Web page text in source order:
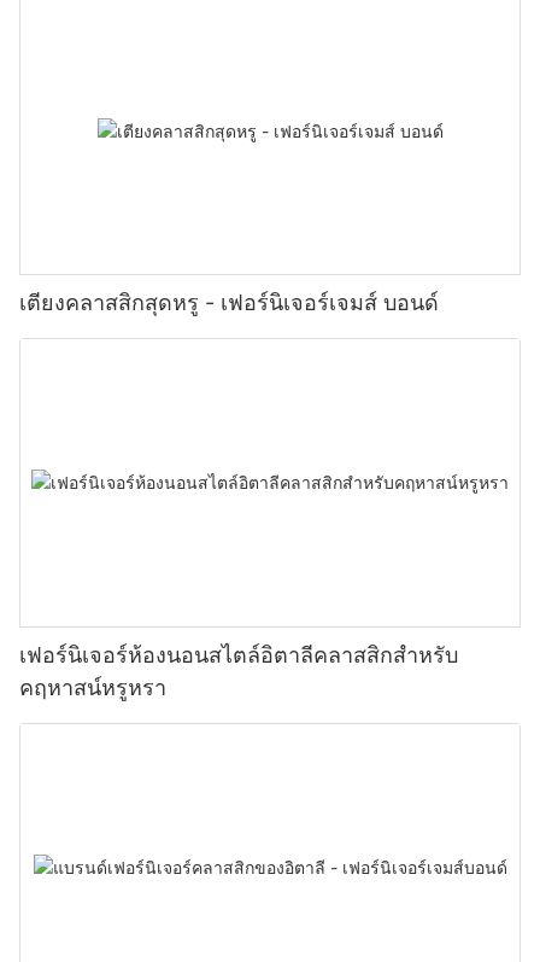
เตียงคลาสสิกสุดหรู - เฟอร์นิเจอร์เจมส์ บอนด์
เฟอร์นิเจอร์ห้องนอนสไตล์อิตาลีคลาสสิกสำหรับ
คฤหาสน์หรูหรา